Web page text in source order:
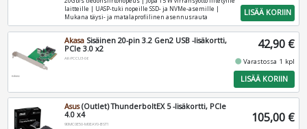
laitteille | UASP-tuki nopeille SSD- ja NVMe-asemille |
Mukana täysi- ja matalaprofiilinen asennusrauta
LISÄÄ KORIIN
Akasa Sisäinen 20-pin 3.2 Gen2 USB -lisäkortti,
PCIe 3.0 x2
AK-PCCU3-06
42,90 €
fiber_manual_recordVarastossa 1 kpl
LISÄÄ KORIIN
Asus(Outlet) ThunderboltEX 5 -lisäkortti, PCIe
4.0 x4
90MC0E50-M0EAY0-BST1 105,00 €